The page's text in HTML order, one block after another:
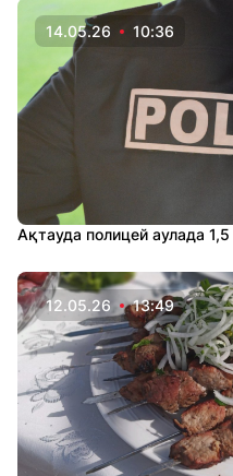
14.05.26 10:36
Ақтауда полицей аулада 1,5
12.05.26 13:49